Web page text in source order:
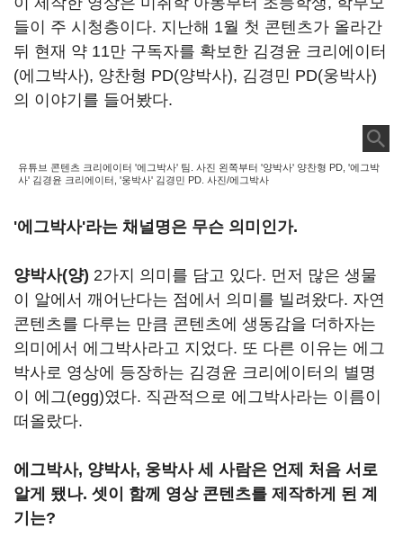
들이 주 시청층이다. 지난해 1월 첫 콘텐츠가 올라간
뒤 현재 약 11만 구독자를 확보한 김경윤 크리에이터
(에그박사), 양찬형 PD(양박사), 김경민 PD(웅박사)
의 이야기를 들어봤다.
유튜브 콘텐츠 크리에이터 '에그박사' 팀. 사진 왼쪽부터 '양박사' 양찬형 PD, '에그박
사' 김경윤 크리에이터, '웅박사' 김경민 PD. 사진/에그박사
'에그박사'라는 채널명은 무슨 의미인가.
양박사(양) 2가지 의미를 담고 있다. 먼저 많은 생물
이 알에서 깨어난다는 점에서 의미를 빌려왔다. 자연
콘텐츠를 다루는 만큼 콘텐츠에 생동감을 더하자는
의미에서 에그박사라고 지었다. 또 다른 이유는 에그
박사로 영상에 등장하는 김경윤 크리에이터의 별명
이 에그(egg)였다. 직관적으로 에그박사라는 이름이
떠올랐다.
에그박사, 양박사, 웅박사 세 사람은 언제 처음 서로
알게 됐나. 셋이 함께 영상 콘텐츠를 제작하게 된 계
기는?